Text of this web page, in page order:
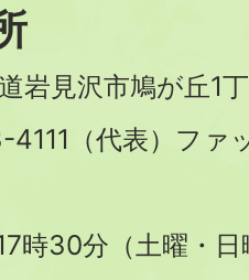
岩見沢市鳩が丘1
4111（代表）フ
時30分（土曜・